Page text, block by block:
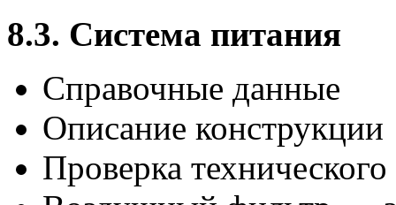
8.3. Система питания
Справочные данные
Описание конструкции
Проверка